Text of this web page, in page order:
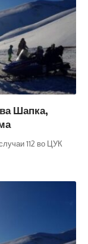
Шапка,
112 во ЦУК